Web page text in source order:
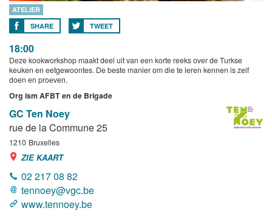
ATELIER
SHARE
TWEET
18:00
Deze kookworkshop maakt deel uit van een korte reeks over de Turkse
keuken en eetgewoontes. De beste manier om die te leren kennen is zelf
doen en proeven.
Org ism AFBT en de Brigade
GC Ten Noey
rue de la Commune 25
1210 Bruxelles
ZIE KAART
02 217 08 82
tennoey@vgc.be
www.tennoey.be